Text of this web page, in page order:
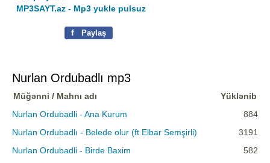
MP3SAYT.az - Mp3 yukle pulsuz
f Paylaş
Nurlan Ordubadlı mp3
Müğənni / Mahnı adı
Yüklənib
Nurlan Ordubadli - Ana Kurum
884
Nurlan Ordubadlı - Belede olur (ft Elbar Semşirli)
3191
Nurlan Ordubadli - Birde Baxim
582